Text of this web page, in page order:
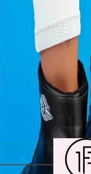
2024 06:10
ce lam comandat